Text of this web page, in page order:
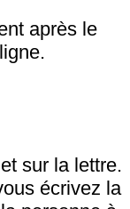
après le
sur la lettre.
écrivez la